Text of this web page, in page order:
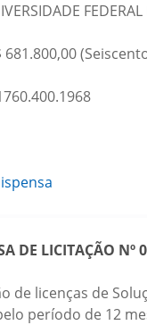
681.800,00
DE LICITAÇÃO Nº
de licenças de
período de 12